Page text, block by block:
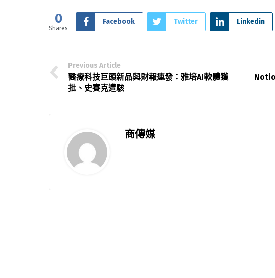
0
Shares
Facebook Twitter Linkedin
Previous Article
醫療科技巨頭新品與財報連發：雅培AI軟體獲
批、史賽克遭駭
商傳媒